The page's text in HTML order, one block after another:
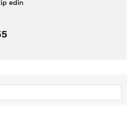
edin